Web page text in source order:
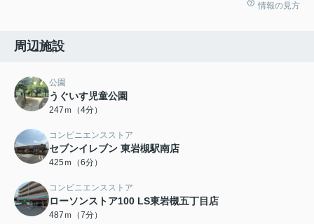
情報の見方
周辺施設
公園
うぐいす児童公園
247ｍ（4分）
コンビニエンスストア
セブンイレブン 東岩槻駅南店
425ｍ（6分）
コンビニエンスストア
ローソンストア100 LS東岩槻五丁目店
487ｍ（7分）